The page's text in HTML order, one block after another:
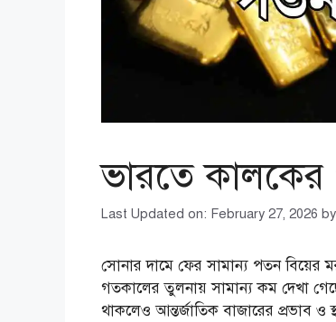
ভারতে
Last Updated on: February 27, 2026 by
সোনার দামে ফের সামান্য পতন বিয়ের
গতকালের তুলনায় সামান্য কম দেখা
থাকলেও আন্তর্জাতিক বাজারের প্রভাব ও